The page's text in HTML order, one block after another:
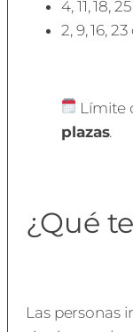
4, 11, 18,
2, 9, 16,
Límite
plazas.
¿Qué
Las personas